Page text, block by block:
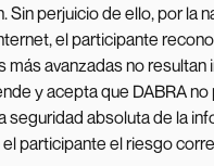
Sin perjuicio de ello, por la
el participante
más avanzadas no resultan
y acepta que DABRA no
seguridad absoluta de la
participante el riesgo